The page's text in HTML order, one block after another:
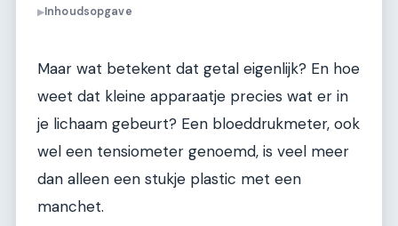
▶Inhoudsopgave
Maar wat betekent dat getal eigenlijk? En hoe
weet dat kleine apparaatje precies wat er in
je lichaam gebeurt? Een bloeddrukmeter, ook
wel een tensiometer genoemd, is veel meer
dan alleen een stukje plastic met een
manchet.